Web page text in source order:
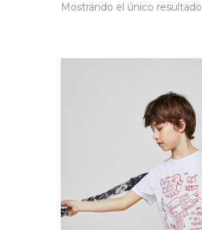
Mostrando el único resultado